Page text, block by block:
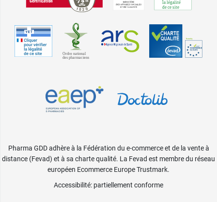
Pharma GDD adhère à la Fédération du e-commerce et de la vente à
distance (Fevad) et à sa charte qualité. La Fevad est membre du réseau
européen Ecommerce Europe Trustmark.
Accessibilité: partiellement conforme